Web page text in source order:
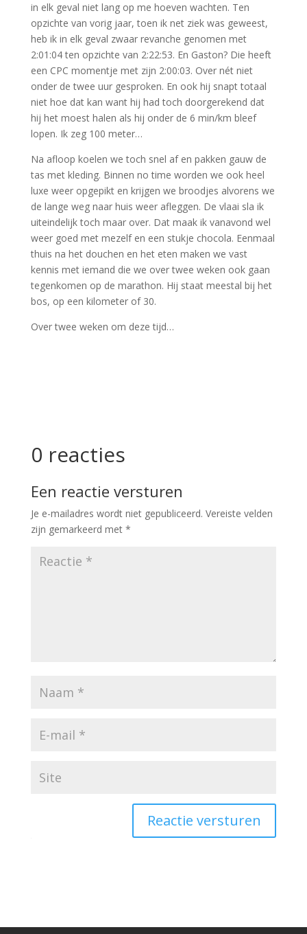
in elk geval niet lang op me hoeven wachten. Ten
opzichte van vorig jaar, toen ik net ziek was geweest,
heb ik in elk geval zwaar revanche genomen met
2:01:04 ten opzichte van 2:22:53. En Gaston? Die heeft
een CPC momentje met zijn 2:00:03. Over nét niet
onder de twee uur gesproken. En ook hij snapt totaal
niet hoe dat kan want hij had toch doorgerekend dat
hij het moest halen als hij onder de 6 min/km bleef
lopen. Ik zeg 100 meter…
Na afloop koelen we toch snel af en pakken gauw de
tas met kleding. Binnen no time worden we ook heel
luxe weer opgepikt en krijgen we broodjes alvorens we
de lange weg naar huis weer afleggen. De vlaai sla ik
uiteindelijk toch maar over. Dat maak ik vanavond wel
weer goed met mezelf en een stukje chocola. Eenmaal
thuis na het douchen en het eten maken we vast
kennis met iemand die we over twee weken ook gaan
tegenkomen op de marathon. Hij staat meestal bij het
bos, op een kilometer of 30.
Over twee weken om deze tijd…
0 reacties
Een reactie versturen
Je e-mailadres wordt niet gepubliceerd. Vereiste velden
zijn gemarkeerd met *
Reactie versturen